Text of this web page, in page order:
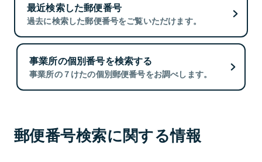
最近検索した郵便番号
過去に検索した郵便番号をご覧いただけます。
事業所の個別番号を検索する
事業所の７けたの個別郵便番号をお調べします。
郵便番号検索に関する情報